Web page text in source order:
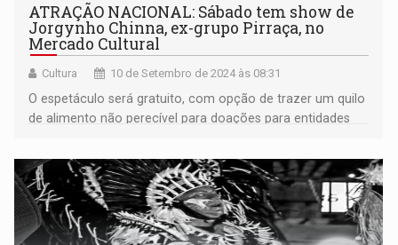
ATRAÇÃO NACIONAL: Sábado tem show de
Jorgynho Chinna, ex-grupo Pirraça, no
Mercado Cultural
Cultura 10 de Setembro de 2024 às 08:31
O espetáculo será gratuito, com opção de trazer um quilo
de alimento não perecível para doações para entidades